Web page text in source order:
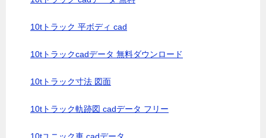
10tトラック 平ボディ cad
10tトラックcadデータ 無料ダウンロード
10tトラック寸法 図面
10tトラック軌跡図 cadデータ フリー